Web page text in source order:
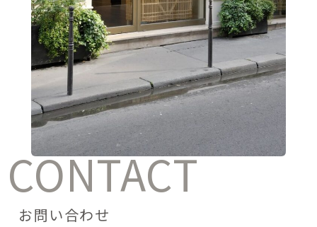
CONTACT
お問い合わせ